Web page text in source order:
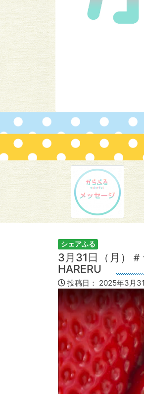
シェアふる
3月31日（月）
HARERU
投稿日： 2025年3月